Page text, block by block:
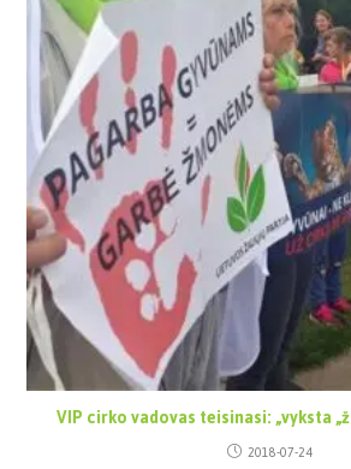
VIP cirko vadovas teisinasi: „vyksta
2018-07-24